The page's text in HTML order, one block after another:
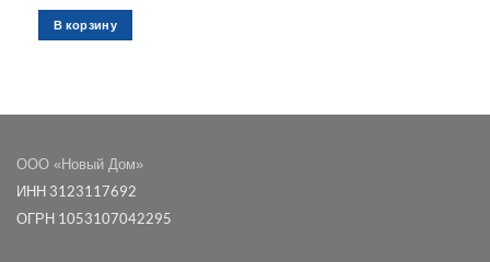
В корзину
ООО «Новый Дом»
ИНН 3123117692
ОГРН 1053107042295